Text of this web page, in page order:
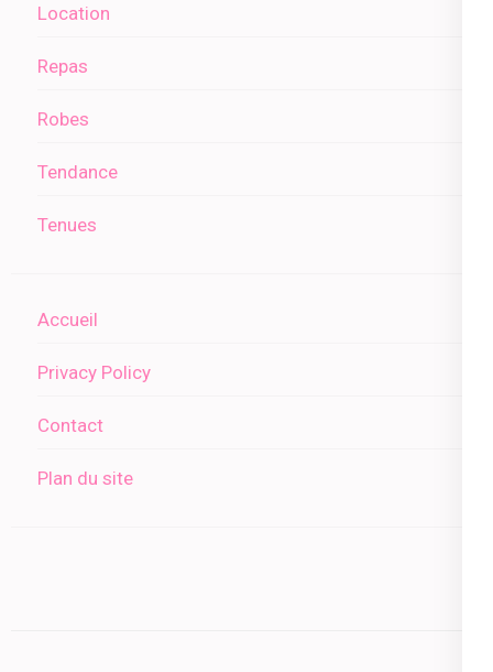
Location
Repas
Robes
Tendance
Tenues
Accueil
Privacy Policy
Contact
Plan du site